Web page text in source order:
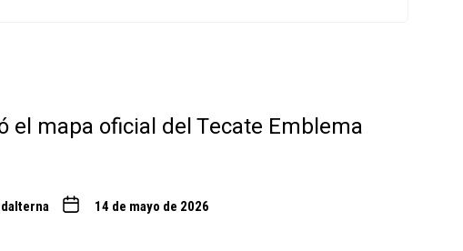
el mapa oficial del Tecate Emblema
14 de mayo de 2026